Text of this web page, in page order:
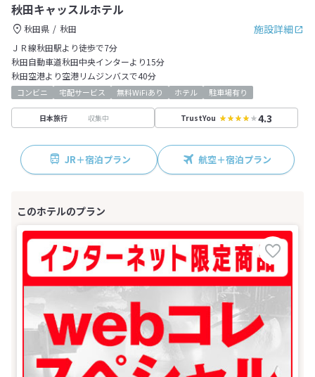
秋田キャッスルホテル
施設詳細
秋田県
秋田
ＪＲ線秋田駅より徒歩で7分
秋田自動車道秋田中央インターより15分
秋田空港より空港リムジンバスで40分
コンビニ 宅配サービス 無料WiFiあり ホテル 駐車場有り
日本旅行 収集中 TrustYou 4.3
JR＋宿泊プラン 航空＋宿泊プラン